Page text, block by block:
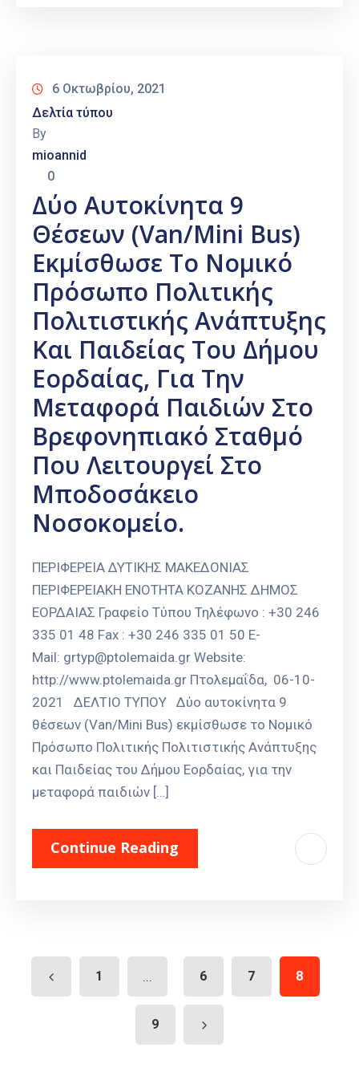
6 Οκτωβρίου, 2021
Δελτία τύπου
By
mioannid
0
Δύο Αυτοκίνητα 9
Θέσεων (Van/Mini Bus)
Εκμίσθωσε Το Νομικό
Πρόσωπο Πολιτικής
Πολιτιστικής Ανάπτυξης
Και Παιδείας Του Δήμου
Εορδαίας, Για Την
Μεταφορά Παιδιών Στο
Βρεφονηπιακό Σταθμό
Που Λειτουργεί Στο
Μποδοσάκειο
Νοσοκομείο.
ΠΕΡΙΦΕΡΕΙΑ ΔΥΤΙΚΗΣ ΜΑΚΕΔΟΝΙΑΣ
ΠΕΡΙΦΕΡΕΙΑΚΗ ΕΝΟΤΗΤΑ ΚΟΖΑΝΗΣ ΔΗΜΟΣ
ΕΟΡΔΑΙΑΣ Γραφείο Τύπου Τηλέφωνο : +30 246
335 01 48 Fax : +30 246 335 01 50 E-
Mail: grtyp@ptolemaida.gr Website:
http://www.ptolemaida.gr Πτολεμαΐδα, 06-10-
2021 ΔΕΛΤΙΟ ΤΥΠΟΥ Δύο αυτοκίνητα 9
θέσεων (Van/Mini Bus) εκμίσθωσε το Νομικό
Πρόσωπο Πολιτικής Πολιτιστικής Ανάπτυξης
και Παιδείας του Δήμου Εορδαίας, για την
μεταφορά παιδιών […]
Continue Reading
1 ... 6 7 8
9